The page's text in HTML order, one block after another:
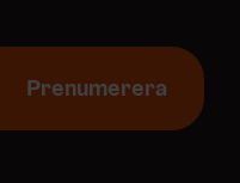
Prenumerera